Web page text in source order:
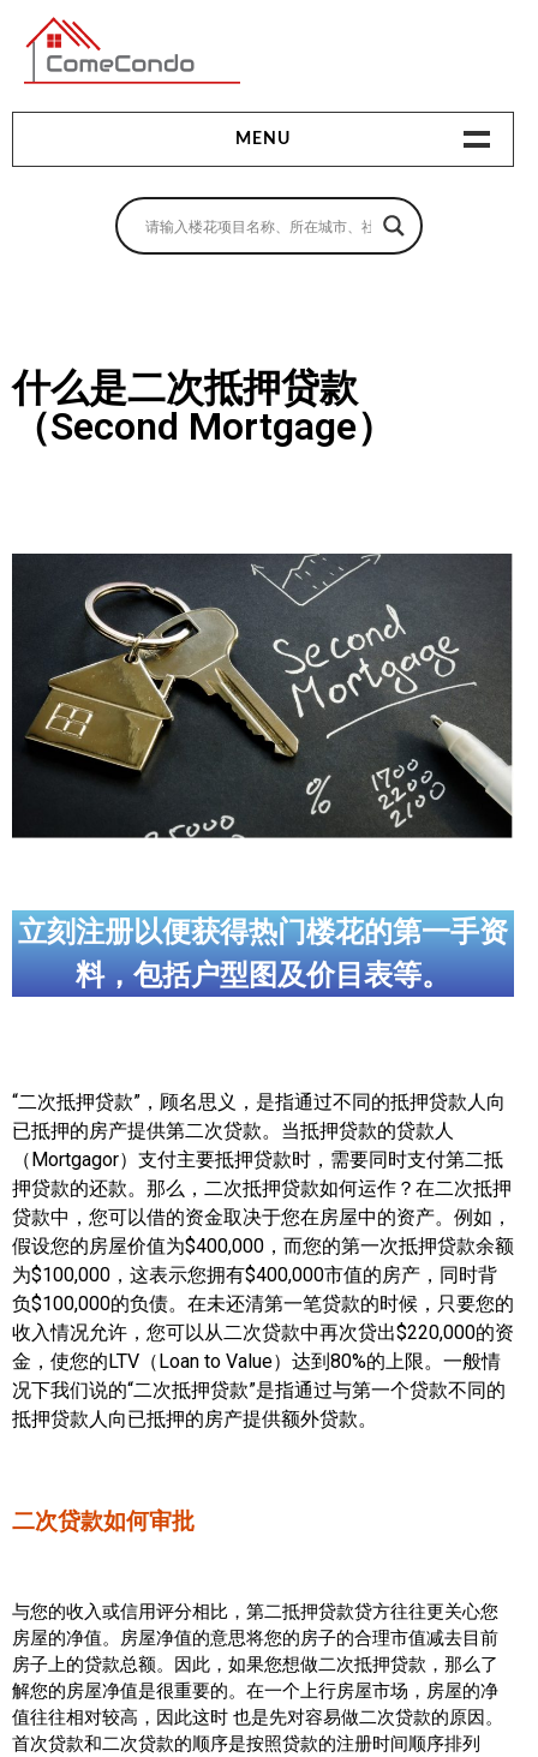
多伦多最新最全的楼花搜索引擎
MENU
地产相关
卖房指南
贷款指南
帮您卖房
多伦多地产
楼花大全
大多伦多地区楼花开发商名录
楼花地图
楼花转让专区
怡陶碧谷社区介绍
怡陶碧谷楼花项目
世嘉堡楼花项目
密西沙加社区介绍
密西沙加楼花项目
奥克维尔社区介绍
奥克维尔楼花项目
列治文山楼花项目
旺市楼花项目
留学生指南
实用链接
加拿大房地产网站
什么是二次抵押贷款
（Second Mortgage）
立刻注册以便获得热门楼花的第一手资
料，包括户型图及价目表等。
“二次抵押贷款”，顾名思义，是指通过不同的抵押贷款人向
已抵押的房产提供第二次贷款。当抵押贷款的贷款人
（Mortgagor）支付主要抵押贷款时，需要同时支付第二抵
押贷款的还款。那么，二次抵押贷款如何运作？在二次抵押
贷款中，您可以借的资金取决于您在房屋中的资产。例如，
假设您的房屋价值为$400,000，而您的第一次抵押贷款余额
为$100,000，这表示您拥有$400,000市值的房产，同时背
负$100,000的负债。在未还清第一笔贷款的时候，只要您的
收入情况允许，您可以从二次贷款中再次贷出$220,000的资
金，使您的LTV（Loan to Value）达到80%的上限。一般情
况下我们说的“二次抵押贷款”是指通过与第一个贷款不同的
抵押贷款人向已抵押的房产提供额外贷款。
二次贷款如何审批
与您的收入或信用评分相比，第二抵押贷款贷方往往更关心您
房屋的净值。房屋净值的意思将您的房子的合理市值减去目前
房子上的贷款总额。因此，如果您想做二次抵押贷款，那么了
解您的房屋净值是很重要的。在一个上行房屋市场，房屋的净
值往往相对较高，因此这时 也是先对容易做二次贷款的原因。
首次贷款和二次贷款的顺序是按照贷款的注册时间顺序排列